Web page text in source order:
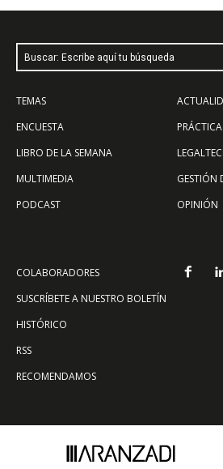
Buscar: Escribe aquí tu búsqueda
TEMAS
ENCUESTA
LIBRO DE LA SEMANA
MULTIMEDIA
PODCAST
GESTIÓN
OPINIÓN
COLABORADORES
SUSCRÍBETE A NUESTRO BOLETÍN
HISTÓRICO
RSS
RECOMENDAMOS